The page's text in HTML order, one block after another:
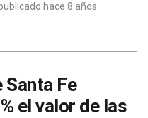
hace 8 años
Fe
el valor de las